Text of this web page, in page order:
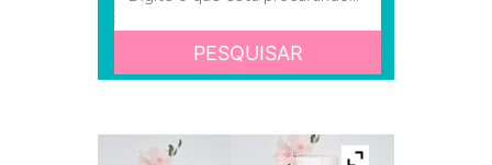
PESQUISAR